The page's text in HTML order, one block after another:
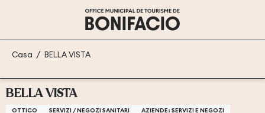
principal
Casa BELLA VISTA
BELLA VISTA
OTTICO SERVIZI / NEGOZI SANITARI AZIENDE: SERVIZI E NEGOZI